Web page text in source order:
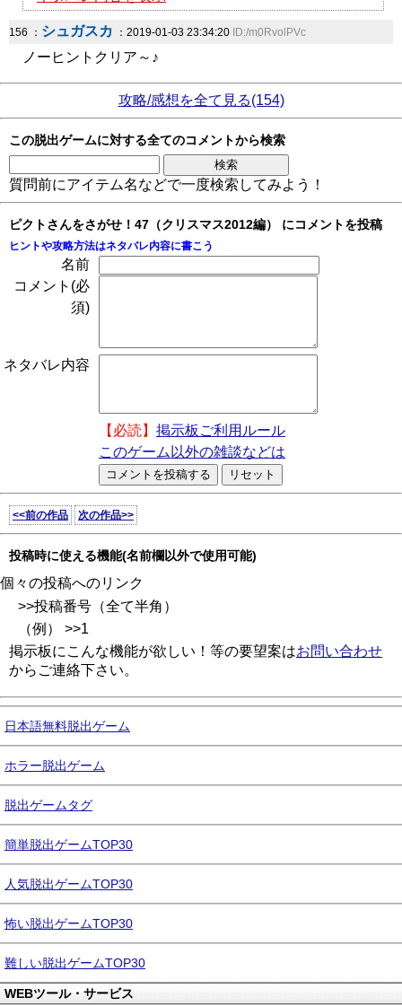
156 ： シュガスカ ：2019-01-03 23:34:20 ID:/m0RvolPVc
ノーヒントクリア～♪
攻略/感想を全て見る(154)
この脱出ゲームに対する全てのコメントから検索
質問前にアイテム名などで一度検索してみよう！
ピクトさんをさがせ！47（クリスマス2012編） にコメントを投稿
ヒントや攻略方法はネタバレ内容に書こう
名前
コメント(必
須)
ネタバレ内容
【必読】 掲示板ご利用ルール
このゲーム以外の雑談などは
<<前の作品 次の作品>>
投稿時に使える機能(名前欄以外で使用可能)
個々の投稿へのリンク
>>投稿番号（全て半角）
（例） >>1
掲示板にこんな機能が欲しい！等の要望案はお問い合わせ
からご連絡下さい。
日本語無料脱出ゲーム
ホラー脱出ゲーム
脱出ゲームタグ
簡単脱出ゲームTOP30
人気脱出ゲームTOP30
怖い脱出ゲームTOP30
難しい脱出ゲームTOP30
WEBツール・サービス